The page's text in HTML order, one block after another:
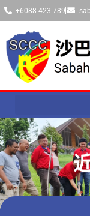
+6088 423 789